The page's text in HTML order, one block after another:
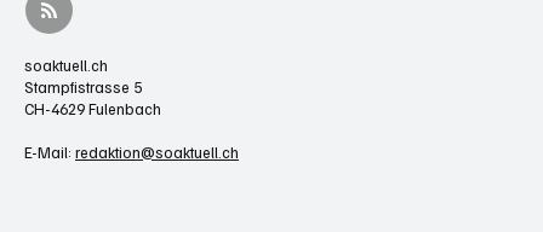
soaktuell.ch
Stampfistrasse 5
CH-4629 Fulenbach
E-Mail: redaktion@soaktuell.ch